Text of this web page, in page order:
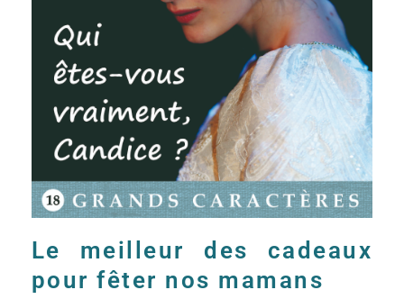
Le meilleur des cadeaux
pour fêter nos mamans